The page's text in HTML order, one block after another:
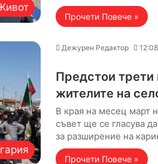
Прочети Повече »
Дежурен Редактор
Предстои трети
жителите на
В края на месец март
съвет ще се гласува
за разширение на
Прочети Повече »